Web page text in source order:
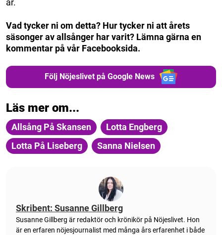
Vad tycker ni om detta? Hur tycker ni att årets
säsonger av allsånger har varit? Lämna gärna en
kommentar på vår Facebooksida.
Följ Nöjeslivet på Google News
Läs mer om...
Allsång På Skansen
Lotta Engberg
Lotta På Liseberg
Sanna Nielsen
Skribent: Susanne Gillberg
Susanne Gillberg är redaktör och krönikör på Nöjeslivet. Hon
är en erfaren nöjesjournalist med många års erfarenhet i både